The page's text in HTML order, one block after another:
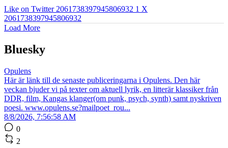
Like on Twitter 2061738397945806932 1 X
2061738397945806932
Load More
Bluesky
Opulens
Här är länk till de senaste publiceringarna i Opulens. Den här
veckan bjuder vi på texter om aktuell lyrik, en litterär klassiker från
DDR, film, Kangas klanger(om punk, psych, synth) samt nyskriven
poesi. www.opulens.se?mailpoet_rou...
8/8/2026, 7:56:58 AM
0
2